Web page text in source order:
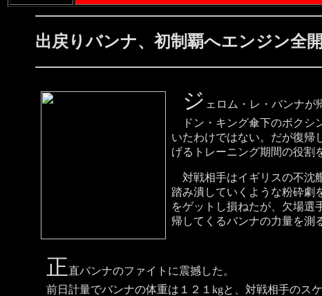
出戻りバンナ、初制覇へエンジン全開
ジ ェロム・レ・バンナが
ドン・キング傘下のボクシ
いたわけではない。だが復帰
げるトレーニング期間の役割
対戦相手はイギリスの不沈
踏み潰していくような粉砕劇
をゲットし損ねたが、欠場選
帰してくるバンナの力量を測
正直バンナのファイトに震撼した。
前日計量でバンナの体重は１２１kgと、対戦相手のス